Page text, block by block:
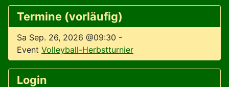
Termine (vorläufig)
Sa Sep. 26, 2026 @09:30 -
Event Volleyball-Herbstturnier
Login